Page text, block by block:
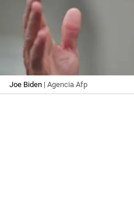
Joe Biden | Agencia Afp